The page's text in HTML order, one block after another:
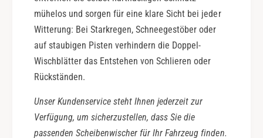
mühelos und sorgen für eine klare Sicht bei jeder
Witterung: Bei Starkregen, Schneegestöber oder
auf staubigen Pisten verhindern die Doppel-
Wischblätter das Entstehen von Schlieren oder
Rückständen.
Unser Kundenservice steht Ihnen jederzeit zur
Verfügung, um sicherzustellen, dass Sie die
passenden Scheibenwischer für Ihr Fahrzeug finden.